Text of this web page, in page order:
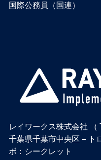
国際公務員（国連）
レイワークス株式会社 （
千葉県千葉市中央区 – ト
ボ：シークレット